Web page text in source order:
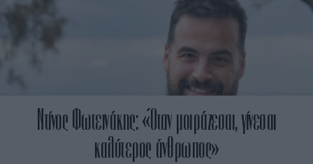
Ντίνος Φωτεινάκης: «Όταν μοιράζεσαι, γίνεσαι
καλύτερος άνθρωπος»